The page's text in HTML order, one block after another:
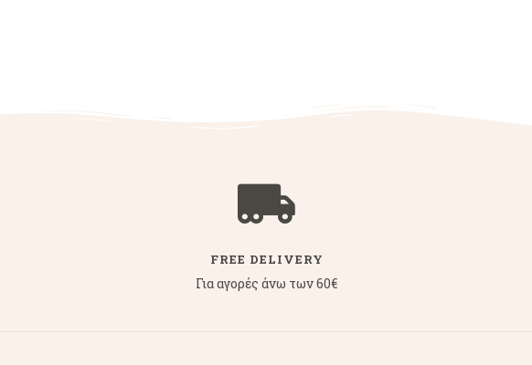
FREE DELIVERY
Για αγορές άνω των 60€